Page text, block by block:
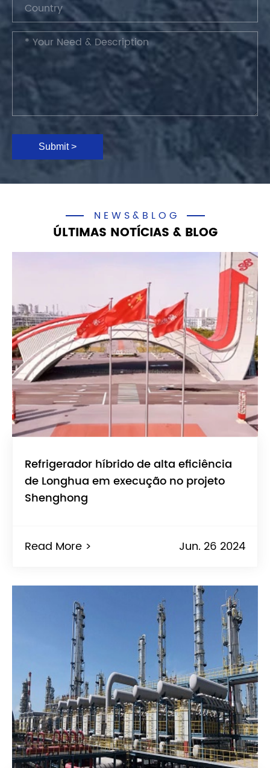
Submit >
NEWS&BLOG
ÚLTIMAS NOTÍCIAS & BLOG
Refrigerador híbrido de alta eficiência
de Longhua em execução no projeto
Shenghong
Read More > Jun. 26 2024